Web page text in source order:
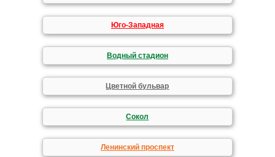
Юго-Западная
Водный стадион
Цветной бульвар
Сокол
Ленинский проспект